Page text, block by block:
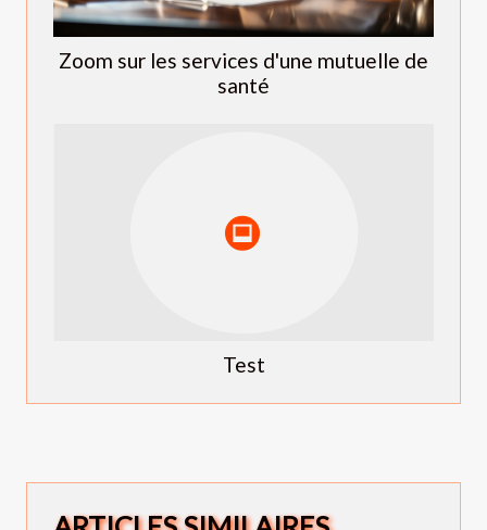
Zoom sur les services d'une mutuelle de
santé
Test